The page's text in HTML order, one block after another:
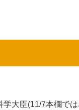
学大臣(11/7本欄で